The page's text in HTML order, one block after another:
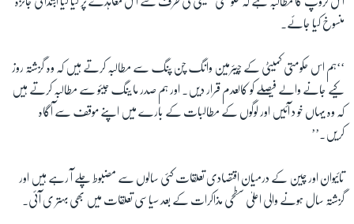
منسوخ کیا جائے۔
‘‘ہم اس حکومتی کمیٹی کے چیئرمین وانگ چن پنگ سے مطالبہ کرتے ہیں کہ وہ گزشتہ روز
کیے جانے والے فیصلے کو کالعدم قرار دیں۔ اور ہم صدر ما ینگ جیئو سے مطالبہ کرتے ہیں
کہ وہ یہاں خو د آئیں اور لوگوں کے مطالبات کے بارے میں اپنے موقف سے آگاہ
کریں۔ ’’
تائیوان اور چین کے درمیان اقتصادی تعلقات کئی سالوں سے مضبوط چلے آ رہے ہیں اور
گزشتہ سال ہونے والی اعلیٰ سطحی مذاکرات کے بعد سیاسی تعلقات میں بھی بہتر ی آئی۔